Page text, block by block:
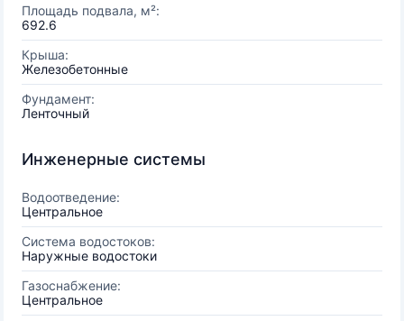
Площадь подвала, м²:
692.6
Крыша:
Железобетонные
Фундамент:
Ленточный
Инженерные системы
Водоотведение:
Центральное
Система водостоков:
Наружные водостоки
Газоснабжение:
Центральное